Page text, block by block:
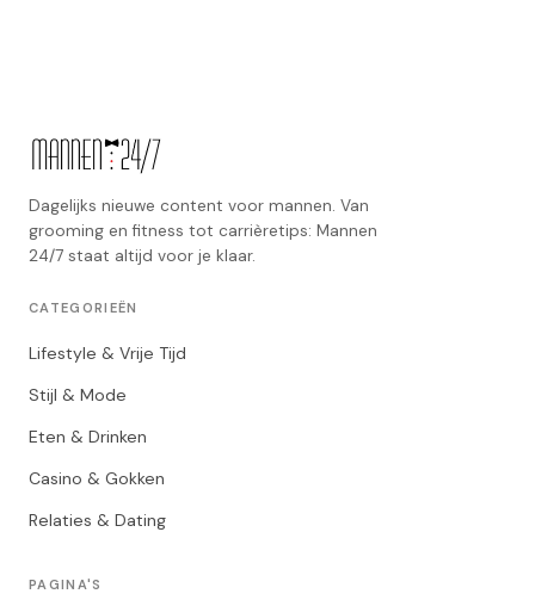
Dagelijks nieuwe content voor mannen. Van
grooming en fitness tot carrièretips: Mannen
24/7 staat altijd voor je klaar.
CATEGORIEËN
Lifestyle & Vrije Tijd
Stijl & Mode
Eten & Drinken
Casino & Gokken
Relaties & Dating
PAGINA'S